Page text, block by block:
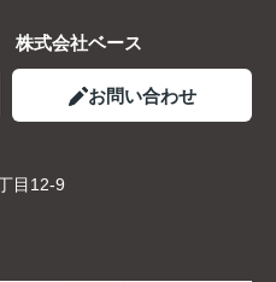
株式会社ベース
お問い合わせ
目12-9